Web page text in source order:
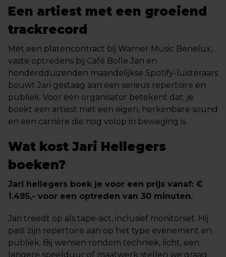
Een artiest met een groeiend
trackrecord
Met een platencontract bij Warner Music Benelux,
vaste optredens bij Café Bolle Jan en
honderdduizenden maandelijkse Spotify-luisteraars
bouwt Jari gestaag aan een serieus repertoire en
publiek. Voor een organisator betekent dat: je
boekt een artiest met een eigen, herkenbare sound
en een carrière die nog volop in beweging is.
Wat kost Jari Hellegers
boeken?
Jari hellegers boek je voor een prijs vanaf: €
1.495,- voor een optreden van 30 minuten.
Jari treedt op als tape-act, inclusief monitorset. Hij
past zijn repertoire aan op het type evenement en
publiek. Bij wensen rondom techniek, licht, een
langere speelduur of maatwerk stellen we graag